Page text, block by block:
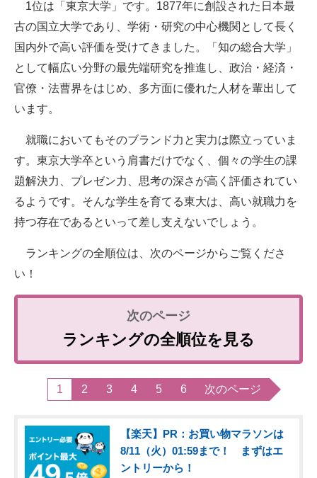
1位は「東京大学」です。1877年に創設された日本最
古の国立大学であり、学術・研究の中心機関として長く
国内外で高い評価を受けてきました。「知の総合大学」
として幅広い分野の最先端研究を推進し、政治・経済・
官僚・法曹界をはじめ、多方面に優れた人材を輩出して
います。
就職においてもそのブランド力と実力は際立っていま
す。東京大学卒という肩書だけでなく、個々の学生の課
題解決力、プレゼン力、思考の深さが高く評価されてい
るようです。そんな学生を育てる東大は、高い就職力を
持つ存在であるといって差し支えないでしょう。
ランキングの全順位は、次のページからご覧くださ
い！
ランキングの全順位を見る
1 2 3 4 5 6 次のページ
【楽天】PR：お買い物マラソンは
8/11（火）01:59まで！ まずはエ
ントリーから！